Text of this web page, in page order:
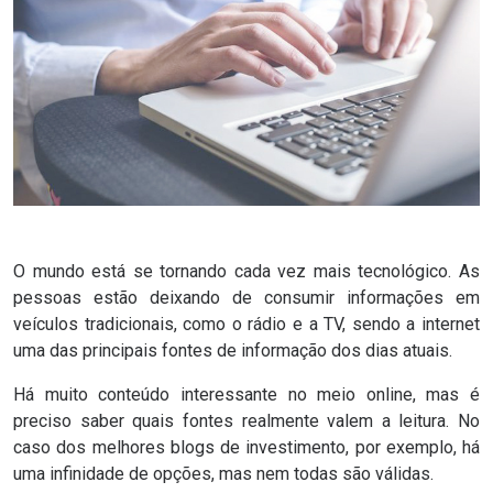
O mundo está se tornando cada vez maistecnológico. As
pessoas estão deixando de consumir informações em
veículos tradicionais, como o rádio e a TV, sendo a internet
uma das principais fontes de informação dos dias atuais.
Há muito conteúdo interessante no meio online, mas é
preciso saber quais fontes realmente valem a leitura. No
caso dos melhores blogs de investimento, por exemplo, há
uma infinidade de opções, mas nem todas são válidas.